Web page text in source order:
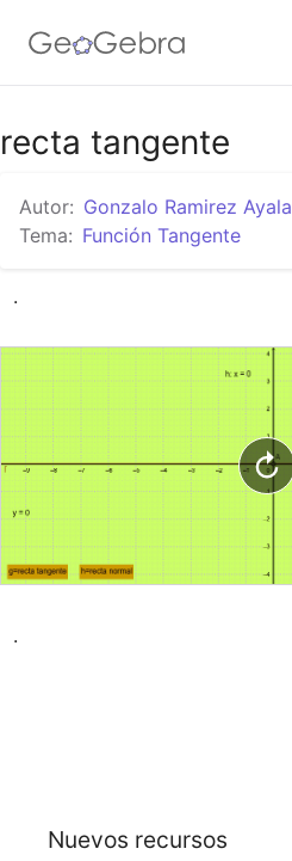
Google Classroom
GeoGebra Classroom
recta tangente
Autor: Gonzalo Ramirez Ayala
Tema: Función Tangente
.
.
Nuevos recursos